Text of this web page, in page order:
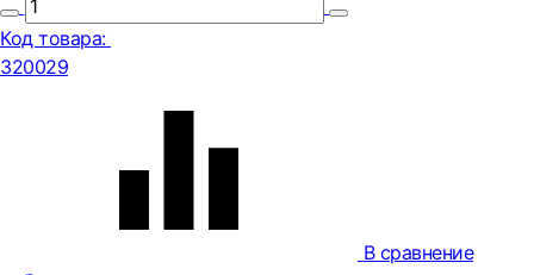
Код товара:
320029
В сравнение